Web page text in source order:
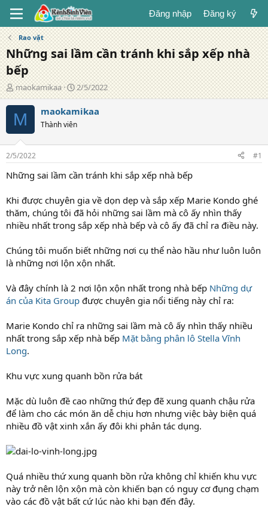
Đăng nhập Đăng ký
Rao vặt
Những sai lầm cần tránh khi sắp xếp nhà
bếp
T
á
c
g
ả
maokamikaa
N
g
à
đ
g
2/5/2022
M maokamikaa
Thành viên
2/5/2022 #1
Những sai lầm cần tránh khi sắp xếp nhà bếp
Khi được chuyên gia về dọn dẹp và sắp xếp Marie Kondo ghé
thăm, chúng tôi đã hỏi những sai lầm mà cô ấy nhìn thấy
nhiều nhất trong sắp xếp nhà bếp và cô ấy đã chỉ ra điều này.
Chúng tôi muốn biết những nơi cụ thể nào hầu như luôn luôn
là những nơi lộn xộn nhất.
Và đây chính là 2 nơi lộn xộn nhất trong nhà bếp Những dự
án của Kita Group được chuyên gia nổi tiếng này chỉ ra:
Marie Kondo chỉ ra những sai lầm mà cô ấy nhìn thấy nhiều
nhất trong sắp xếp nhà bếp Mặt bằng phân lô Stella Vĩnh
Long.
Khu vực xung quanh bồn rửa bát
Mặc dù luôn đề cao những thứ đẹp đẽ xung quanh chậu rửa
để làm cho các món ăn dễ chịu hơn nhưng việc bày biện quá
nhiều đồ vật xinh xắn ấy đôi khi phản tác dụng.
Quá nhiều thứ xung quanh bồn rửa không chỉ khiến khu vực
này trở nên lộn xộn mà còn khiến bạn có nguy cơ đụng chạm
vào các đồ vật bất cứ lúc nào khi bạn đến đây.